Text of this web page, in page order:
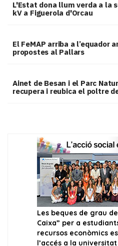
L'Estat dona llum verda a la
kV a Figuerola d'Orcau
El FeMAP arriba a l’equador
propostes al Pallars
Ainet de Besan i el Parc
recupera i reubica el poltre